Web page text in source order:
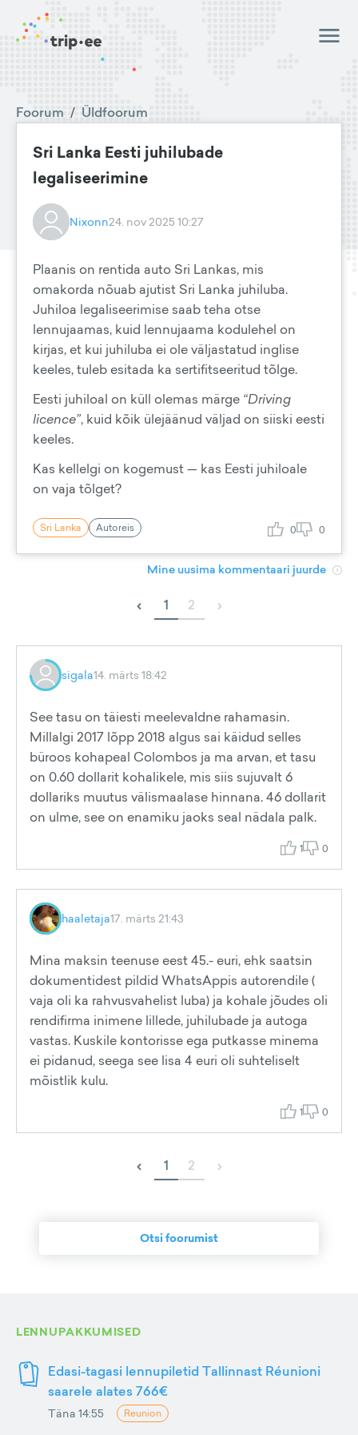
Foorum / Üldfoorum
Sri Lanka Eesti juhilubade
legaliseerimine
Nixonn24. nov 2025 10:27
Plaanis on rentida auto Sri Lankas, mis
omakorda nõuab ajutist Sri Lanka juhiluba.
Juhiloa legaliseerimise saab teha otse
lennujaamas, kuid lennujaama kodulehel on
kirjas, et kui juhiluba ei ole väljastatud inglise
keeles, tuleb esitada ka sertifitseeritud tõlge.
Eesti juhiloal on küll olemas märge “Driving
licence”, kuid kõik ülejäänud väljad on siiski eesti
keeles.
Kas kellelgi on kogemust — kas Eesti juhiloale
on vaja tõlget?
Sri Lanka Autoreis 0 0
Mine uusima kommentaari juurde
‹ 1 2 ›
sigala14. märts 18:42
See tasu on täiesti meelevaldne rahamasin.
Millalgi 2017 lõpp 2018 algus sai käidud selles
büroos kohapeal Colombos ja ma arvan, et tasu
on 0.60 dollarit kohalikele, mis siis sujuvalt 6
dollariks muutus välismaalase hinnana. 46 dollarit
on ulme, see on enamiku jaoks seal nädala palk.
1 0
haaletaja17. märts 21:43
Mina maksin teenuse eest 45.- euri, ehk saatsin
dokumentidest pildid WhatsAppis autorendile (
vaja oli ka rahvusvahelist luba) ja kohale jõudes oli
rendifirma inimene lillede, juhilubade ja autoga
vastas. Kuskile kontorisse ega putkasse minema
ei pidanud, seega see lisa 4 euri oli suhteliselt
mõistlik kulu.
1 0
‹ 1 2 ›
Otsi foorumist
LENNUPAKKUMISED
Edasi-tagasi lennupiletid Tallinnast Réunioni
saarele alates 766€
Täna 14:55 Reunion